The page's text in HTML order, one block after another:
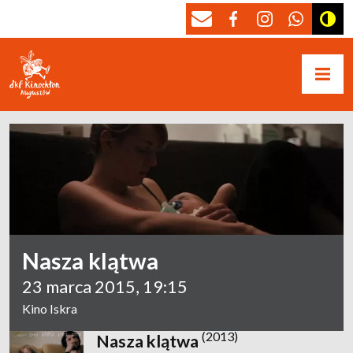
Nasza klątwa
23 marca 2015, 19:15
Kino Iskra
Nasza klątwa (2013)